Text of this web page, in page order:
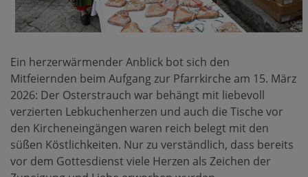
Ein herzerwärmender Anblick bot sich den
Mitfeiernden beim Aufgang zur Pfarrkirche am 15. März
2026: Der Osterstrauch war behängt mit liebevoll
verzierten Lebkuchenherzen und auch die Tische vor
den Kircheneingängen waren reich belegt mit den
süßen Köstlichkeiten. Nur zu verständlich, dass bereits
vor dem Gottesdienst viele Herzen als Zeichen der